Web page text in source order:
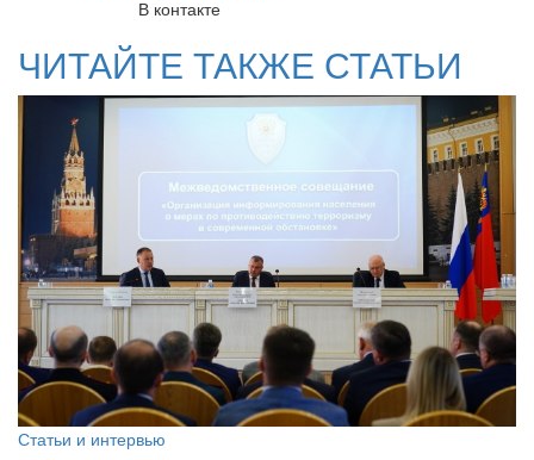
В контакте
ЧИТАЙТЕ ТАКЖЕ СТАТЬИ
Статьи и интервью